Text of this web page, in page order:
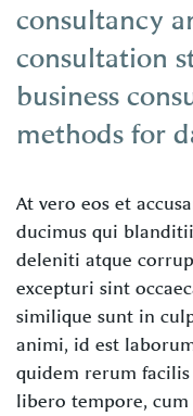
consultancy
consultation
business
methods for
At vero eos et
ducimus qui
deleniti atque
excepturi sint
similique sunt in
animi, id est
quidem rerum
libero tempore,